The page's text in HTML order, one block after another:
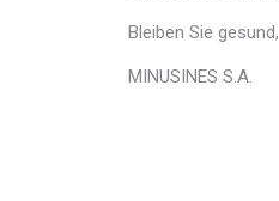
Bleiben Sie gesund,
MINUSINES S.A.